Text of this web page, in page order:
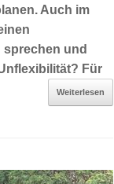
Auch im
sprechen und
Für
Weiterlesen